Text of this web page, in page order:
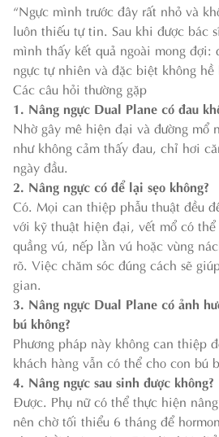
“Ngực mình trước đây rất nhỏ và
luôn thiếu tự tin. Sau khi được bác
mình thấy kết quả ngoài mong đợi:
ngực tự nhiên và đặc biệt không hề
Các câu hỏi thường gặp
1. Nâng ngực Dual Plane có đau
Nhờ gây mê hiện đại và đường mổ
như không cảm thấy đau, chỉ hơi
ngày đầu.
2. Nâng ngực có để lại sẹo không?
Có. Mọi can thiệp phẫu thuật đều
với kỹ thuật hiện đại, vết mổ có thể
quầng vú, nếp lằn vú hoặc vùng
rõ. Việc chăm sóc đúng cách sẽ
gian.
3. Nâng ngực Dual Plane có ảnh
bú không?
Phương pháp này không can thiệp
khách hàng vẫn có thể cho con bú
4. Nâng ngực sau sinh được không?
Được. Phụ nữ có thể thực hiện
nên chờ tối thiểu 6 tháng để